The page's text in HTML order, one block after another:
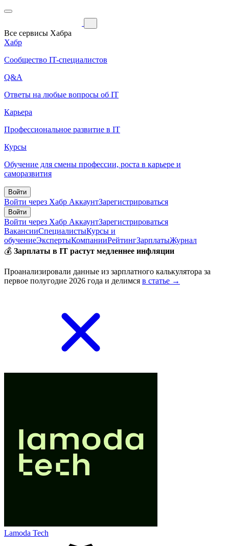
Все сервисы Хабра
Хабр
Сообщество IT-специалистов
Q&A
Ответы на любые вопросы об IT
Карьера
Профессиональное развитие в IT
Курсы
Обучение для смены профессии, роста в карьере и
саморазвития
Войти
Войти через Хабр АккаунтЗарегистрироваться
Войти
Войти через Хабр АккаунтЗарегистрироваться
ВакансииСпециалистыКурсы и
обучениеЭкспертыКомпанииРейтингЗарплатыЖурнал
💰 Зарплаты в IT растут медленнее инфляции
Проанализировали данные из зарплатного калькулятора за
первое полугодие 2026 года и делимся в статье →
Lamoda Tech